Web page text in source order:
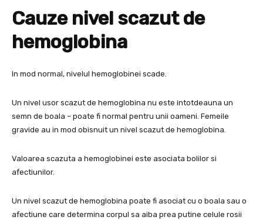
Cauze nivel scazut de
hemoglobina
In mod normal, nivelul hemoglobinei scade.
Un nivel usor scazut de hemoglobina nu este intotdeauna un
semn de boala – poate fi normal pentru unii oameni. Femeile
gravide au in mod obisnuit un nivel scazut de hemoglobina.
Valoarea scazuta a hemoglobinei este asociata bolilor si
afectiunilor.
Un nivel scazut de hemoglobina poate fi asociat cu o boala sau o
afectiune care determina corpul sa aiba prea putine celule rosii